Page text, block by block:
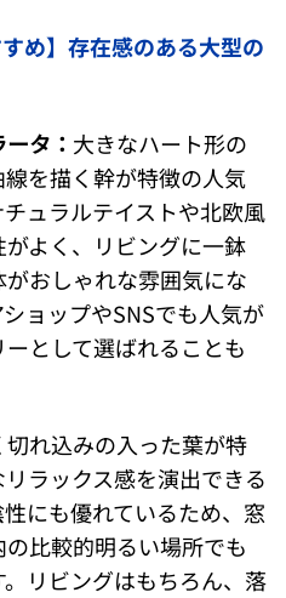
め】存在感のある大型の
タ： 大きなハート形の
を描く幹が特徴の人気
ュラルテイストや北欧風
よく、リビングに一鉢
おしゃれな雰囲気にな
ョップやSNSでも人気が
として選ばれることも
切れ込みの入った葉が特
ラックス感を演出できる
にも優れているため、窓
比較的明るい場所でも
リビングはもちろん、落